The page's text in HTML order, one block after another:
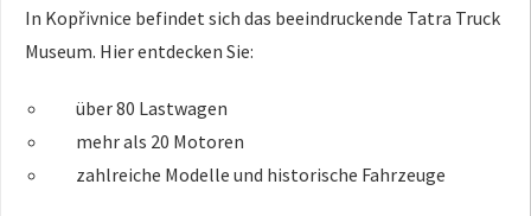
In Kopřivnice befindet sich das beeindruckende Tatra Truck
Museum. Hier entdecken Sie:
über 80 Lastwagen
mehr als 20 Motoren
zahlreiche Modelle und historische Fahrzeuge